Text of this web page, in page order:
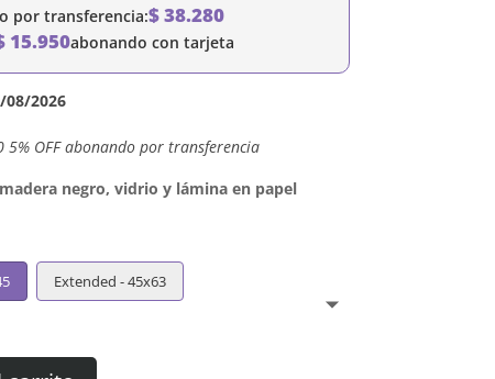
por transferencia:$38.280
15.950abonando con tarjeta
08/2026
5% OFF abonando por transferencia
negro, vidrio y lámina en papel
Extended - 45x63